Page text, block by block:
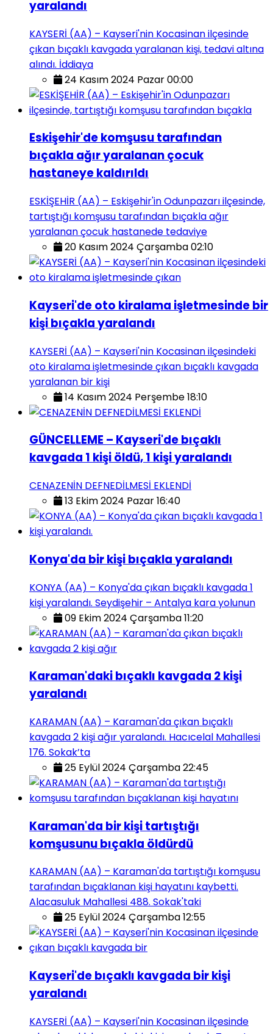
yaralandı
KAYSERİ (AA) – Kayseri'nin Kocasinan ilçesinde
çıkan bıçaklı kavgada yaralanan kişi, tedavi altına
alındı. İddiaya
24 Kasım 2024 Pazar 00:00
Eskişehir'de komşusu tarafından
bıçakla ağır yaralanan çocuk
hastaneye kaldırıldı
ESKİŞEHİR (AA) – Eskişehir'in Odunpazarı ilçesinde,
tartıştığı komşusu tarafından bıçakla ağır
yaralanan çocuk hastanede tedaviye
20 Kasım 2024 Çarşamba 02:10
Kayseri'de oto kiralama işletmesinde bir
kişi bıçakla yaralandı
KAYSERİ (AA) – Kayseri'nin Kocasinan ilçesindeki
oto kiralama işletmesinde çıkan bıçaklı kavgada
yaralanan bir kişi
14 Kasım 2024 Perşembe 18:10
GÜNCELLEME – Kayseri'de bıçaklı
kavgada 1 kişi öldü, 1 kişi yaralandı
CENAZENİN DEFNEDİLMESİ EKLENDİ
13 Ekim 2024 Pazar 16:40
Konya'da bir kişi bıçakla yaralandı
KONYA (AA) – Konya'da çıkan bıçaklı kavgada 1
kişi yaralandı. Seydişehir – Antalya kara yolunun
09 Ekim 2024 Çarşamba 11:20
Karaman'daki bıçaklı kavgada 2 kişi
yaralandı
KARAMAN (AA) – Karaman'da çıkan bıçaklı
kavgada 2 kişi ağır yaralandı. Hacıcelal Mahallesi
176. Sokak’ta
25 Eylül 2024 Çarşamba 22:45
Karaman'da bir kişi tartıştığı
komşusunu bıçakla öldürdü
KARAMAN (AA) – Karaman'da tartıştığı komşusu
tarafından bıçaklanan kişi hayatını kaybetti.
Alacasuluk Mahallesi 488. Sokak'taki
25 Eylül 2024 Çarşamba 12:55
Kayseri'de bıçaklı kavgada bir kişi
yaralandı
KAYSERİ (AA) – Kayseri'nin Kocasinan ilçesinde